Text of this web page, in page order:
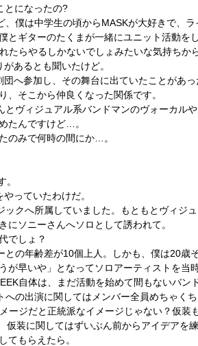
とになったの?
、僕は中学生の頃からMASKが大好きで、
とギターのたくまが一緒にユニット活動
たらやるしかないでしょみたいな気持ちか
あるとも聞いたけど。
へ参加し、その舞台に出ていたことがあ
そこから仲良くなった関係です。
ヴィジュアル系バンドマンのヴォーカル
たんですけど…。
のみで何時の間にか…。
っていたわけだ。
ックへ所属していました。もともとヴィジ
ソニーさんへソロとして誘われて。
でしょ？
との年齢差が10個上人。しかも、僕は20
が早いや」となってソロアーティストを当
自体は、まだ活動を始めて間もないバン
の出演に関してはメンバー全員めちゃく
ージだと正統派なイメージじゃない？仮装
仮装に関してはずいぶん前からアイデアを
もらえたら。